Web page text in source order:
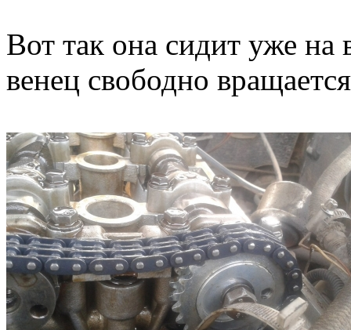
Вот так она сидит уже на
венец свободно